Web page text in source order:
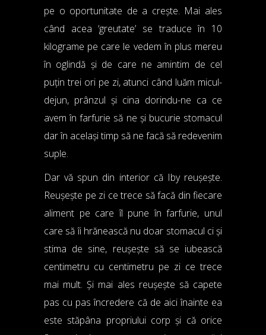
pe o oportunitate de a crește. Mai ales
când acea ‘greutate’ se traduce în 10
kilograme pe care le vedem în plus mereu
în oglindă și de care ne amintim de cel
puțin trei ori pe zi, atunci când luăm micul-
dejun, prânzul și cina dorindu-ne ca ce
avem în farfurie să ne și bucurie stomacul
dar în același timp să ne facă să redevenim
suple.
Dar vă spun din interior că Iby reușește.
Reușește pe zi ce trece să facă din fiecare
aliment pe care îl pune în farfurie, unul
care să îi hrănească nu doar stomacul ci și
stima de sine, reușește să se iubească
centimetru cu centimetru pe zi ce trece
mai mult. Și mai ales reușește să capete
pas cu pas încredere că de aici înainte ea
este stăpâna propriului corp și că orice